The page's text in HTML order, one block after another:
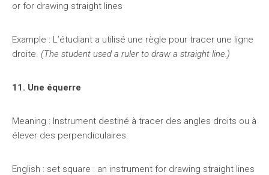
or for drawing straight lines
Example : L’étudiant a utilisé une règle pour tracer une ligne
droite. (The student used a ruler to draw a straight line.)
11. Une équerre
Meaning : Instrument destiné à tracer des angles droits ou à
élever des perpendiculaires.
English : set square : ​an instrument for drawing straight lines